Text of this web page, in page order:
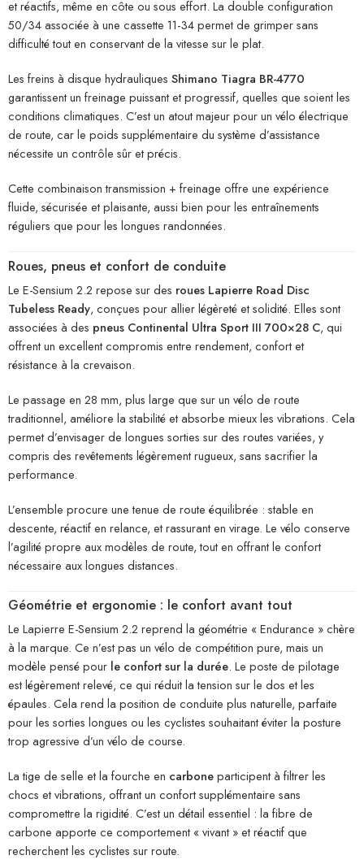
et réactifs, même en côte ou sous effort. La double configuration
50/34 associée à une cassette 11-34 permet de grimper sans
difficulté tout en conservant de la vitesse sur le plat.
Les freins à disque hydrauliques Shimano Tiagra BR-4770
garantissent un freinage puissant et progressif, quelles que soient les
conditions climatiques. C’est un atout majeur pour un vélo électrique
de route, car le poids supplémentaire du système d’assistance
nécessite un contrôle sûr et précis.
Cette combinaison transmission + freinage offre une expérience
fluide, sécurisée et plaisante, aussi bien pour les entraînements
réguliers que pour les longues randonnées.
Roues, pneus et confort de conduite
Le E-Sensium 2.2 repose sur des roues Lapierre Road Disc
Tubeless Ready, conçues pour allier légèreté et solidité. Elles sont
associées à des pneus Continental Ultra Sport III 700×28 C, qui
offrent un excellent compromis entre rendement, confort et
résistance à la crevaison.
Le passage en 28 mm, plus large que sur un vélo de route
traditionnel, améliore la stabilité et absorbe mieux les vibrations. Cela
permet d’envisager de longues sorties sur des routes variées, y
compris des revêtements légèrement rugueux, sans sacrifier la
performance.
L’ensemble procure une tenue de route équilibrée : stable en
descente, réactif en relance, et rassurant en virage. Le vélo conserve
l’agilité propre aux modèles de route, tout en offrant le confort
nécessaire aux longues distances.
Géométrie et ergonomie : le confort avant tout
Le Lapierre E-Sensium 2.2 reprend la géométrie « Endurance » chère
à la marque. Ce n’est pas un vélo de compétition pure, mais un
modèle pensé pour le confort sur la durée. Le poste de pilotage
est légèrement relevé, ce qui réduit la tension sur le dos et les
épaules. Cela rend la position de conduite plus naturelle, parfaite
pour les sorties longues ou les cyclistes souhaitant éviter la posture
trop agressive d’un vélo de course.
La tige de selle et la fourche en carboneparticipent à filtrer les
chocs et vibrations, offrant un confort supplémentaire sans
compromettre la rigidité. C’est un détail essentiel : la fibre de
carbone apporte ce comportement « vivant » et réactif que
recherchent les cyclistes sur route.